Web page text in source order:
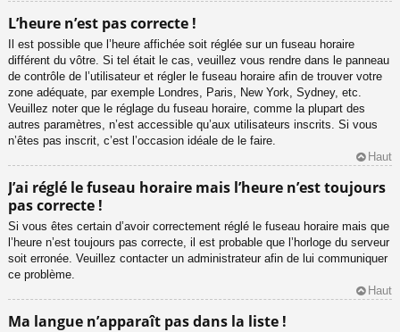
L’heure n’est pas correcte !
Il est possible que l’heure affichée soit réglée sur un fuseau horaire
différent du vôtre. Si tel était le cas, veuillez vous rendre dans le panneau
de contrôle de l’utilisateur et régler le fuseau horaire afin de trouver votre
zone adéquate, par exemple Londres, Paris, New York, Sydney, etc.
Veuillez noter que le réglage du fuseau horaire, comme la plupart des
autres paramètres, n’est accessible qu’aux utilisateurs inscrits. Si vous
n’êtes pas inscrit, c’est l’occasion idéale de le faire.
Haut
J’ai réglé le fuseau horaire mais l’heure n’est toujours
pas correcte !
Si vous êtes certain d’avoir correctement réglé le fuseau horaire mais que
l’heure n’est toujours pas correcte, il est probable que l’horloge du serveur
soit erronée. Veuillez contacter un administrateur afin de lui communiquer
ce problème.
Haut
Ma langue n’apparaît pas dans la liste !